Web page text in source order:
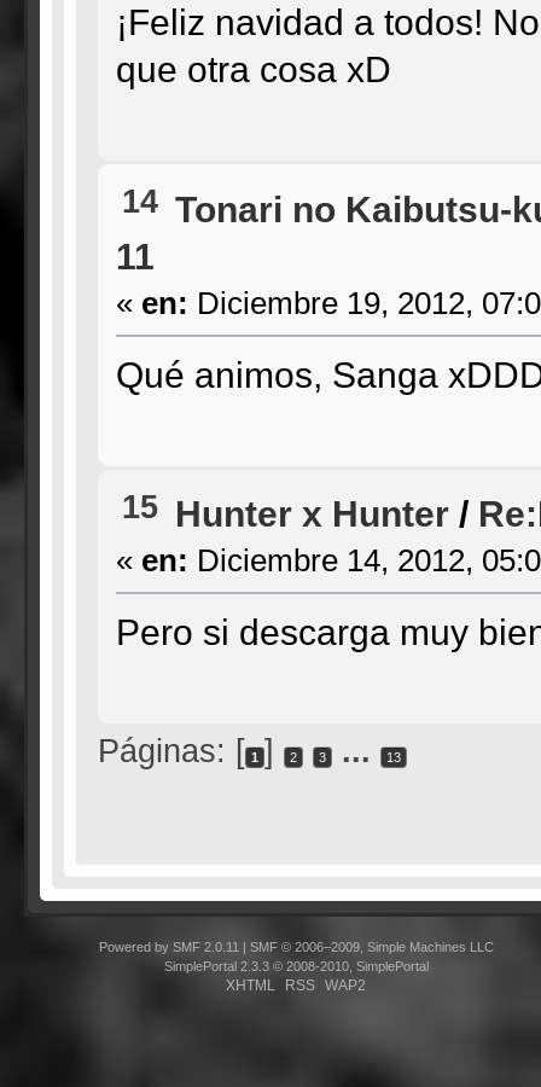
¡Feliz navidad a todos!
que otra cosa xD
14 Tonari no Kaibutsu-
11
« en: Diciembre 19, 2012,
Qué animos, Sanga
15 Hunter x Hunter/
« en: Diciembre 14, 2012,
Pero si descarga muy
Páginas: [ 1 ] 2 3 ... 13
Powered by SMF 2.0.11
SMF © 2006–2009, Simple Machines LLC
SimplePortal 2.3.3 © 2008-2010, SimplePortal
XHTML RSS WAP2